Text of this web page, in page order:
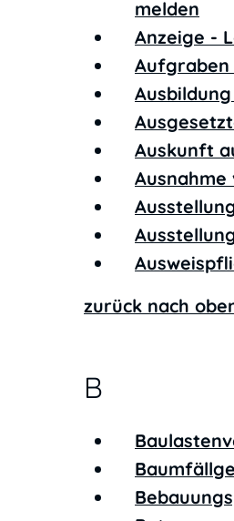
melden
Anzeige -
Auskunft
zurück nach
B